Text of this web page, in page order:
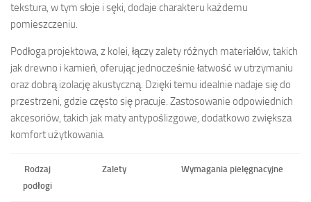
tekstura, w tym słoje i sęki, dodaje charakteru każdemu
pomieszczeniu.
Podłoga projektowa, z kolei, łączy zalety różnych materiałów, takich
jak drewno i kamień, oferując jednocześnie łatwość w utrzymaniu
oraz dobrą izolację akustyczną. Dzięki temu idealnie nadaje się do
przestrzeni, gdzie często się pracuje. Zastosowanie odpowiednich
akcesoriów, takich jak maty antypoślizgowe, dodatkowo zwiększa
komfort użytkowania.
Rodzaj
podłogi
Zalety Wymagania pielęgnacyjne